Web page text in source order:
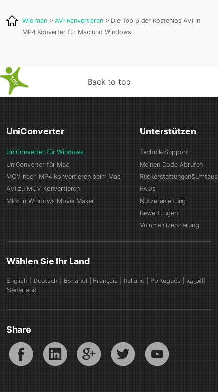
Wie man >AVI Konvertieren > Die Top 6 der Kostenlos AVI in
MP4 Konverter für Mac und Windows
Back to top
UniConverter
UniConverter für Windows
UniConverter für Mac
MOV nach MP4 Konvertieren beim Mac
AVI zu MOV Konvertieren
MP4 in Windows Movie Maker
Unterstützen
Technik-Support
Meinen Code Abrufen
FAQs
Nutzeranleitung
Bewertungen
Volumenlizenzierung
Wählen Sie Ihr Land
English Deutsch Español Français Italiano Português
Nederland
Share